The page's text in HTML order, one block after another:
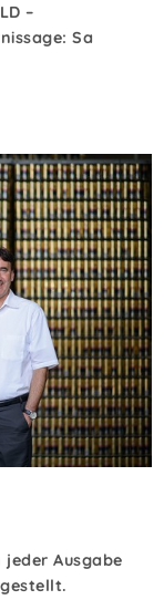
–
Sa
jeder Ausgabe